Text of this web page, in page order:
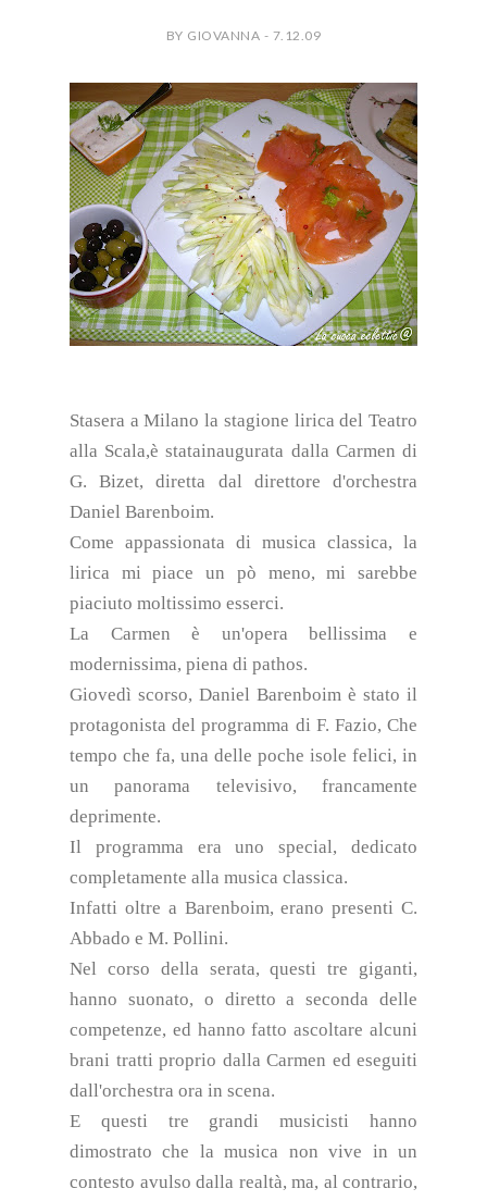
BY GIOVANNA - 7.12.09
Stasera a Milano la stagione lirica del Teatro
alla Scala,è statainaugurata dalla Carmen di
G. Bizet, diretta dal direttore d'orchestra
Daniel Barenboim.
Come appassionata di musica classica, la
lirica mi piace un pò meno, mi sarebbe
piaciuto moltissimo esserci.
La Carmen è un'opera bellissima e
modernissima, piena di pathos.
Giovedì scorso, Daniel Barenboim è stato il
protagonista del programma di F. Fazio, Che
tempo che fa, una delle poche isole felici, in
un panorama televisivo, francamente
deprimente.
Il programma era uno special, dedicato
completamente alla musica classica.
Infatti oltre a Barenboim, erano presenti C.
Abbado e M. Pollini.
Nel corso della serata, questi tre giganti,
hanno suonato, o diretto a seconda delle
competenze, ed hanno fatto ascoltare alcuni
brani tratti proprio dalla Carmen ed eseguiti
dall'orchestra ora in scena.
E questi tre grandi musicisti hanno
dimostrato che la musica non vive in un
contesto avulso dalla realtà, ma, al contrario,